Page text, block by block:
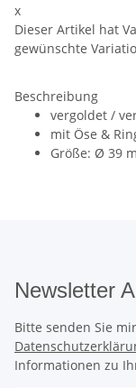
x
Dieser Artikel hat
gewünschte
Beschreibung
vergoldet /
mit Öse &
Größe: Ø 39
Newsletter
Bitte senden Sie
Informationen zu